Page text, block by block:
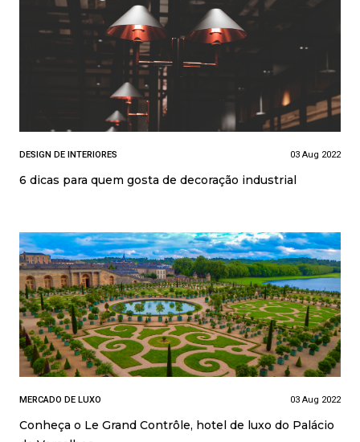
DESIGN DE INTERIORES 03 Aug 2022
6 dicas para quem gosta de decoração industrial
MERCADO DE LUXO 03 Aug 2022
Conheça o Le Grand Contrôle, hotel de luxo do Palácio